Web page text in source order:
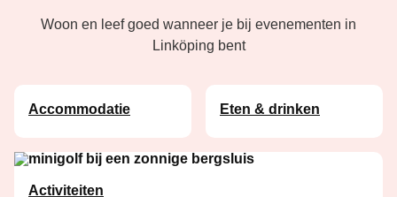
Woon en leef goed wanneer je bij evenementen in
Linköping bent
Accommodatie Eten & drinken
Activiteiten